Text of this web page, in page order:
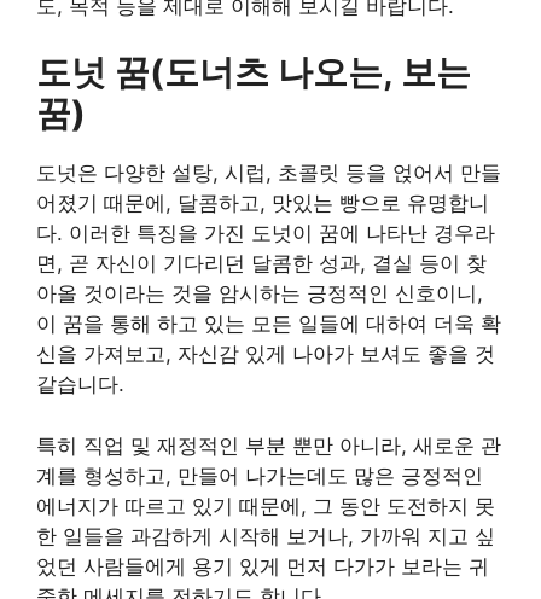
도, 목적 등을 제대로 이해해 보시길 바랍니다.
도넛 꿈(도너츠 나오는, 보는
꿈)
도넛은 다양한 설탕, 시럽, 초콜릿 등을 얹어서 만들
어졌기 때문에, 달콤하고, 맛있는 빵으로 유명합니
다. 이러한 특징을 가진 도넛이 꿈에 나타난 경우라
면, 곧 자신이 기다리던 달콤한 성과, 결실 등이 찾
아올 것이라는 것을 암시하는 긍정적인 신호이니,
이 꿈을 통해 하고 있는 모든 일들에 대하여 더욱 확
신을 가져보고, 자신감 있게 나아가 보셔도 좋을 것
같습니다.
특히 직업 및 재정적인 부분 뿐만 아니라, 새로운 관
계를 형성하고, 만들어 나가는데도 많은 긍정적인
에너지가 따르고 있기 때문에, 그 동안 도전하지 못
한 일들을 과감하게 시작해 보거나, 가까워 지고 싶
었던 사람들에게 용기 있게 먼저 다가가 보라는 귀